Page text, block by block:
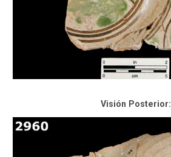
Visión Posterior: